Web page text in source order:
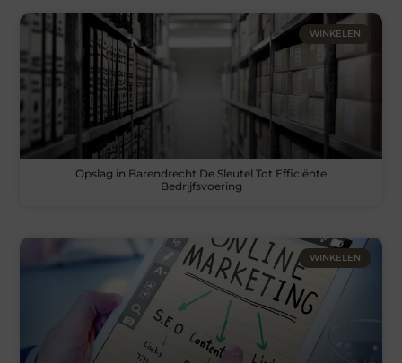
WINKELEN
Opslag in Barendrecht De Sleutel Tot Efficiënte
Bedrijfsvoering
WINKELEN